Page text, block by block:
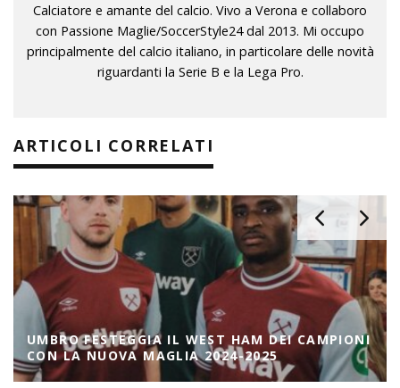
Calciatore e amante del calcio. Vivo a Verona e collaboro
con Passione Maglie/SoccerStyle24 dal 2013. Mi occupo
principalmente del calcio italiano, in particolare delle novità
riguardanti la Serie B e la Lega Pro.
ARTICOLI CORRELATI
UMBRO FESTEGGIA IL WEST HAM DEI CAMPIONI
CON LA NUOVA MAGLIA 2024-2025